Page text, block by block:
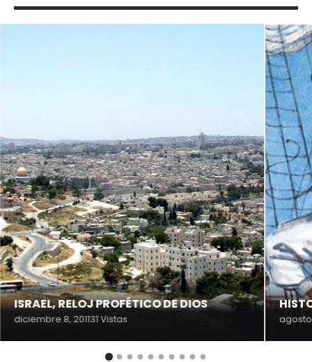
ISRAEL, RELOJ PROFÉTICO DE DIOS
diciembre 8, 201131 Vistas agosto